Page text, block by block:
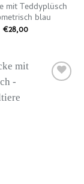
mit Teddyplüsch
blau
€28,00